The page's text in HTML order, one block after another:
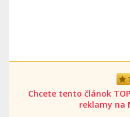
Chcete tento článok
reklamy na